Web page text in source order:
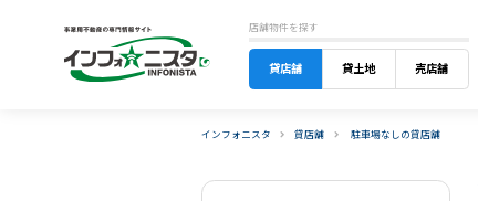
店舗物件を探す
貸店舗 貸土地 売店舗
インフォニスタ 貸店舗 駐車場なしの貸店舗